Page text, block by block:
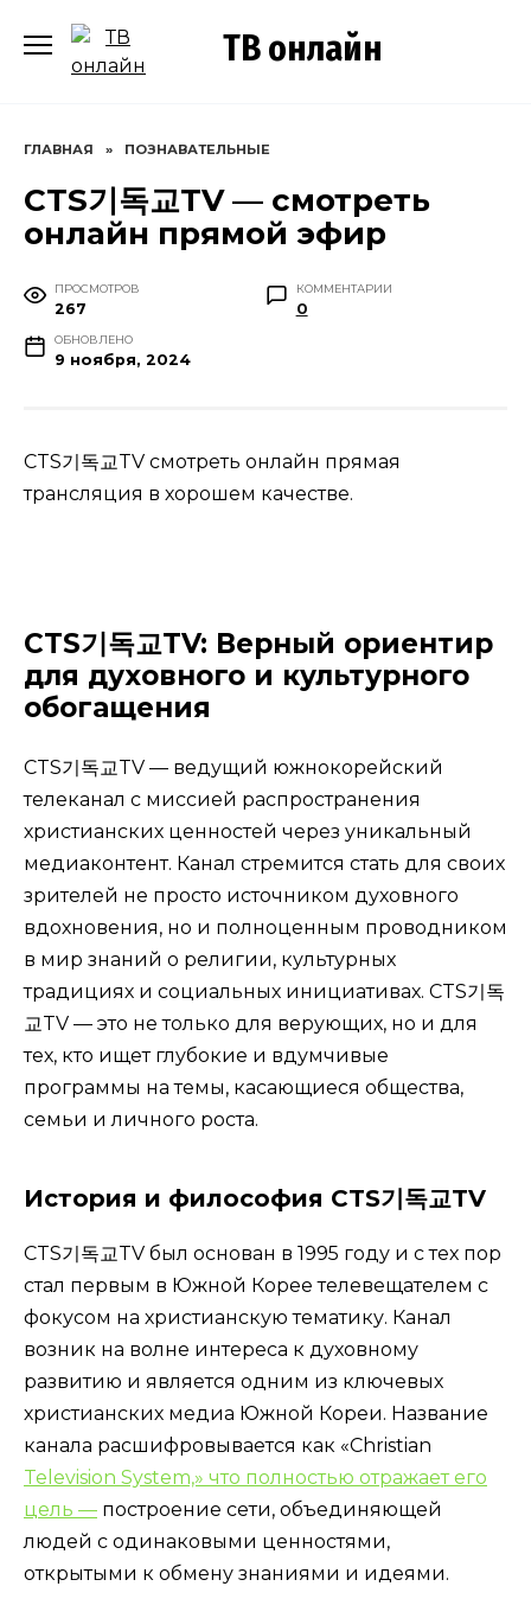
содержанию
ТВ онлайн
ГЛАВНАЯ » ПОЗНАВАТЕЛЬНЫЕ
CTS기독교TV — смотреть
онлайн прямой эфир
ПРОСМОТРОВ
267
КОММЕНТАРИИ
0
ОБНОВЛЕНО
9 ноября, 2024
CTS기독교TV смотреть онлайн прямая
трансляция в хорошем качестве.
CTS기독교TV: Верный ориентир
для духовного и культурного
обогащения
CTS기독교TV — ведущий южнокорейский
телеканал с миссией распространения
христианских ценностей через уникальный
медиаконтент. Канал стремится стать для своих
зрителей не просто источником духовного
вдохновения, но и полноценным проводником
в мир знаний о религии, культурных
традициях и социальных инициативах. CTS기독
교TV — это не только для верующих, но и для
тех, кто ищет глубокие и вдумчивые
программы на темы, касающиеся общества,
семьи и личного роста.
История и философия CTS기독교TV
CTS기독교TV был основан в 1995 году и с тех пор
стал первым в Южной Корее телевещателем с
фокусом на христианскую тематику. Канал
возник на волне интереса к духовному
развитию и является одним из ключевых
христианских медиа Южной Кореи. Название
канала расшифровывается как «Christian
Television System,» что полностью отражает его
цель — построение сети, объединяющей
людей с одинаковыми ценностями,
открытыми к обмену знаниями и идеями.